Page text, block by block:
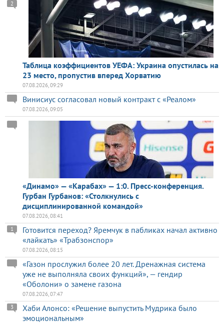
Таблица коэффициентов УЕФА: Украина опустилась на
23 место, пропустив вперед Хорватию
2
07.08.2026, 09:29
Винисиус согласовал новый контракт с «Реалом»
07.08.2026, 09:05
«Динамо» — «Карабах» — 1:0. Пресс-конференция.
Гурбан Гурбанов: «Столкнулись с
дисциплинированной командой»
07.08.2026, 08:41
Готовится переход? Яремчук в пабликах начал активно
«лайкать» «Трабзонспор»
1
07.08.2026, 08:15
«Газон прослужил более 20 лет. Дренажная система
уже не выполняла своих функций», — гендир
«Оболони» о замене газона
07.08.2026, 07:47
Хаби Алонсо: «Решение выпустить Мудрика было
эмоциональным»
3